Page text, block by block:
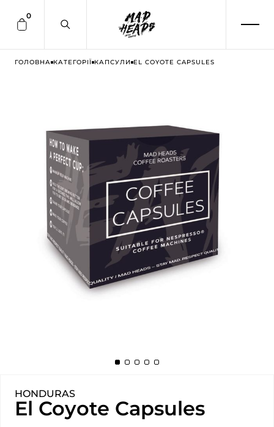
0
ГОЛОВНА КАТЕГОРІЇ КАПСУЛИ EL COYOTE CAPSULES
HONDURAS
El Coyote Capsules